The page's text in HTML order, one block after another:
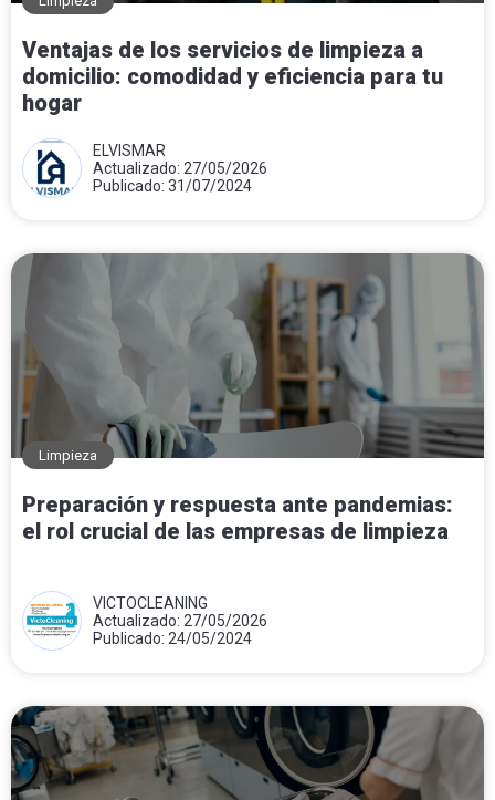
Ventajas de los servicios de limpieza a
domicilio: comodidad y eficiencia para tu
hogar
ELVISMAR
Actualizado: 27/05/2026
Publicado: 31/07/2024
Limpieza
Preparación y respuesta ante pandemias:
el rol crucial de las empresas de limpieza
VICTOCLEANING
Actualizado: 27/05/2026
Publicado: 24/05/2024